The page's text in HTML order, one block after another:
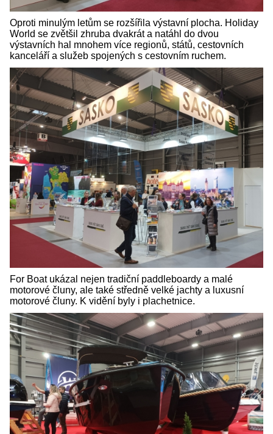
Oproti minulým letům se rozšířila výstavní plocha. Holiday
World se zvětšil zhruba dvakrát a natáhl do dvou
výstavních hal mnohem více regionů, států, cestovních
kanceláří a služeb spojených s cestovním ruchem.
For Boat ukázal nejen tradiční paddleboardy a malé
motorové čluny, ale také středně velké jachty a luxusní
motorové čluny. K vidění byly i plachetnice.